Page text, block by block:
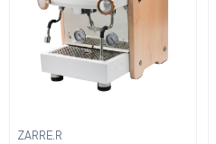
ZARRE.R